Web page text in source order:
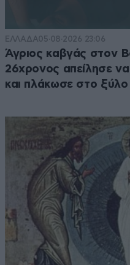
ΕΛΛΑΔΑ05·08·2026 23:06
Άγριος καβγάς στον
26χρονος απείλησε
και πλάκωσε στο